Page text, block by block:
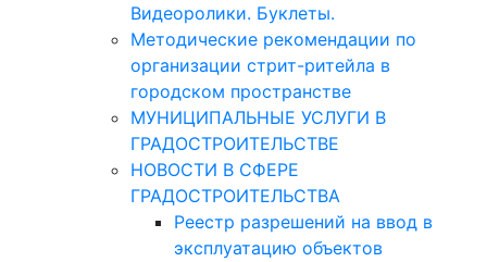
Видеоролики. Буклеты.
Методические рекомендации по
организации стрит-ритейла в
городском пространстве
МУНИЦИПАЛЬНЫЕ УСЛУГИ В
ГРАДОСТРОИТЕЛЬСТВЕ
НОВОСТИ В СФЕРЕ
ГРАДОСТРОИТЕЛЬСТВА
Реестр разрешений на ввод в
эксплуатацию объектов